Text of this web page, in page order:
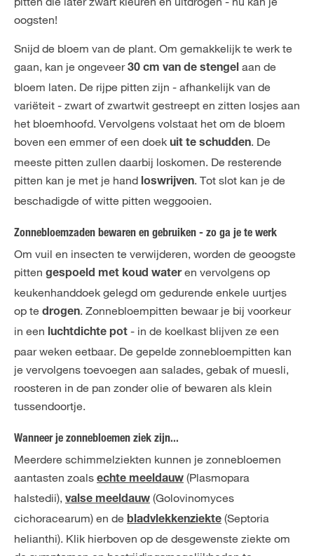
oogsten!
Snijd de bloem van de plant. Om gemakkelijk te werk te
gaan, kan je ongeveer30 cm van de stengel aan de
bloem laten. De rijpe pitten zijn - afhankelijk van de
variëteit - zwart of zwartwit gestreept en zitten losjes aan
het bloemhoofd. Vervolgens volstaat het om de bloem
boven een emmer of een doek uit te schudden. De
meeste pitten zullen daarbij loskomen. De resterende
pitten kan je met je hand loswrijven. Tot slot kan je de
beschadigde of witte pitten weggooien.
Zonnebloemzaden bewaren en gebruiken - zo ga je te werk
Om vuil en insecten te verwijderen, worden de geoogste
pitten gespoeld met koud wateren vervolgens op
keukenhanddoek gelegd om gedurende enkele uurtjes
op te drogen. Zonnebloempitten bewaar je bij voorkeur
in een luchtdichte pot - in de koelkast blijven ze een
paar weken eetbaar. De gepelde zonnebloempitten kan
je vervolgens toevoegen aan salades, gebak of muesli,
roosteren in de pan zonder olie of bewaren als klein
tussendoortje.
Wanneer je zonnebloemen ziek zijn...
Meerdere schimmelziekten kunnen je zonnebloemen
aantasten zoals echte meeldauw (Plasmopara
halstedii), valse meeldauw (Golovinomyces
cichoracearum) en de bladvlekkenziekte (Septoria
helianthi). Klik hierboven op de desgewenste ziekte om